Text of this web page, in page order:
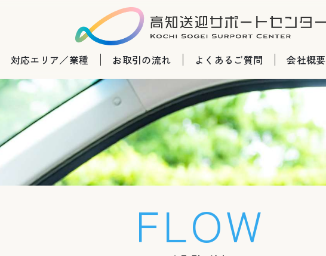
対応エリア／業種 お取引の流れ よくあるご質問 会社概要
FLOW